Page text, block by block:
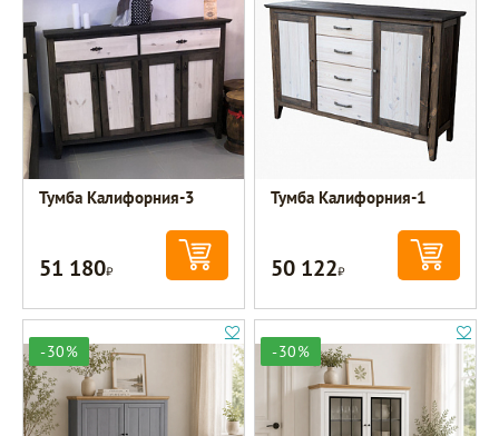
Тумба Калифорния-3
51 180Р
Тумба Калифорния-1
50 122Р
-30% -30%